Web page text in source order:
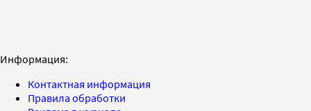
Информация:
Контактная информация
Правила обработки